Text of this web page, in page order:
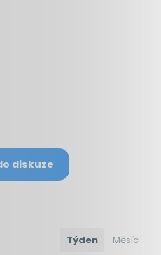
diskuze
Týden Měsíc